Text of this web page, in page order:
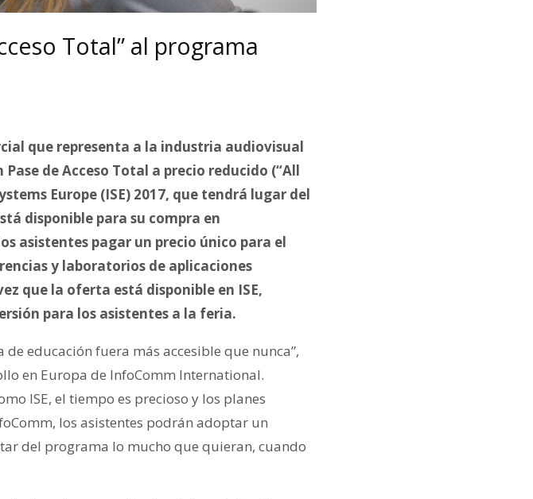
Total” al programa
que representa a la industria audiovisual
de Acceso Total a precio reducido (“All
Europe (ISE) 2017, que tendrá lugar del
disponible para su compra en
asistentes pagar un precio único para el
y laboratorios de aplicaciones
que la oferta está disponible en ISE,
para los asistentes a la feria.
educación fuera más accesible que nunca”,
en Europa de InfoComm International.
ISE, el tiempo es precioso y los planes
los asistentes podrán adoptar un
del programa lo mucho que quieran, cuando